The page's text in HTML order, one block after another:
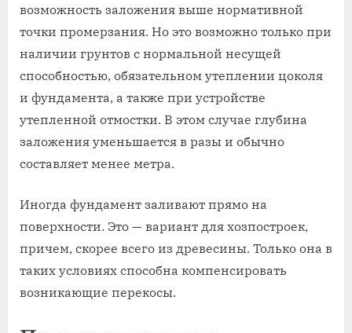
возможность заложения выше нормативной
точки промерзания. Но это возможно только при
наличии грунтов с нормальной несущей
способностью, обязательном утеплении цоколя
и фундамента, а также при устройстве
утепленной отмостки. В этом случае глубина
заложения уменьшается в разы и обычно
составляет менее метра.
Иногда фундамент заливают прямо на
поверхности. Это — вариант для хозпостроек,
причем, скорее всего из древесины. Только она в
таких условиях способна компенсировать
возникающие перекосы.